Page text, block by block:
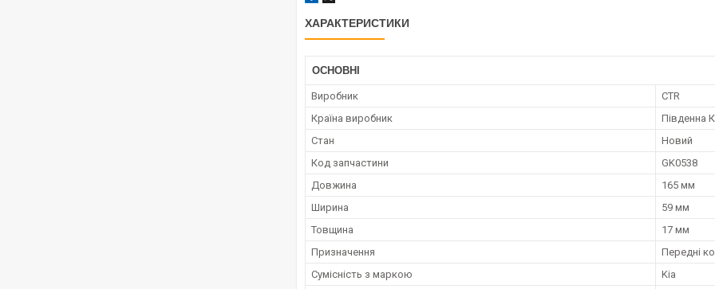
ХАРАКТЕРИСТИКИ
ОСНОВНІ
Виробник
CTR
Країна виробник
Південна
Стан
Новий
Код запчастини
GK0538
Довжина
165 мм
Ширина
59 мм
Товщина
17 мм
Призначення
Передні
Сумісність з маркою
Kia